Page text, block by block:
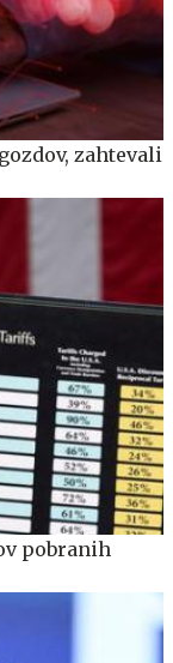
zahtevali
pobranih